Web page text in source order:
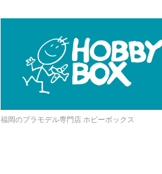
福岡のプラモデル専門店 ホビーボックス